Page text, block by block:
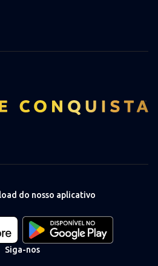
do nosso aplicativo
Download
our
app
Siga-nos